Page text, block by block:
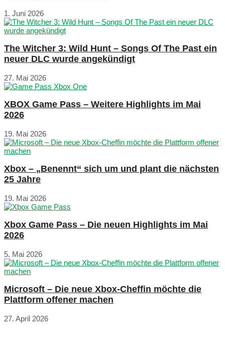
1. Juni 2026
The Witcher 3: Wild Hunt – Songs Of The Past ein
neuer DLC wurde angekündigt
27. Mai 2026
XBOX Game Pass – Weitere Highlights im Mai
2026
19. Mai 2026
Xbox – „Benennt“ sich um und plant die nächsten
25 Jahre
19. Mai 2026
Xbox Game Pass – Die neuen Highlights im Mai
2026
5. Mai 2026
Microsoft – Die neue Xbox-Cheffin möchte die
Plattform offener machen
27. April 2026